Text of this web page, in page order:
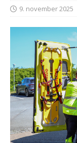
9. november 2025